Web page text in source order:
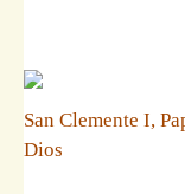
San Clemente I,
Dios